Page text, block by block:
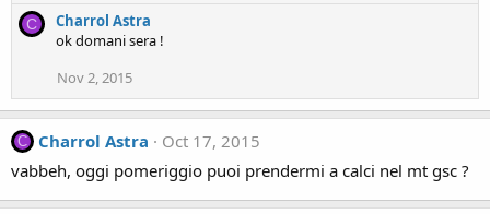
C
Charrol Astra
ok domani sera !
Nov 2, 2015
C Charrol Astra
Oct 17, 2015
vabbeh, oggi pomeriggio puoi prendermi a calci nel mt gsc ?